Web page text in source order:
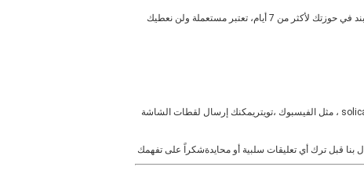
3إذا كنت ترغب في إرجاع / تبادل المنتجات لأسباب شخصية ، فهي متاحة. لديك 7 أيام للاتصال بنا و 30 يومًا لإرجاعها من تاريخ استلامها.إذا كان هذا البند في حوزتك لأكثر من 7 أيام، تعتبر مستعملة ولن نعطيك
2. تعليقاتك مهمة جدا لمخزننا ، ونحن ندعوكم بصدق لترك تعليقات إيجابية (خمس نجوم) بالنسبة لنا. مرحبا بمشاركة منتجاتنا إلى الموقع الخاص بك solical ، مثل الفيسبوك ،تويتريمكنك إرسال لقطات الشاشة